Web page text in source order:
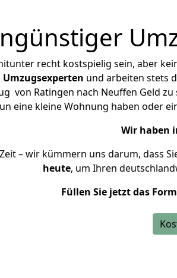
recht kostspielig sein, aber
und arbeiten stets
von Ratingen nach Neuffen Geld
eine kleine Wohnung haben oder
Wir haben
– wir kümmern uns darum, dass
heute, um Ihren
Füllen Sie jetzt das